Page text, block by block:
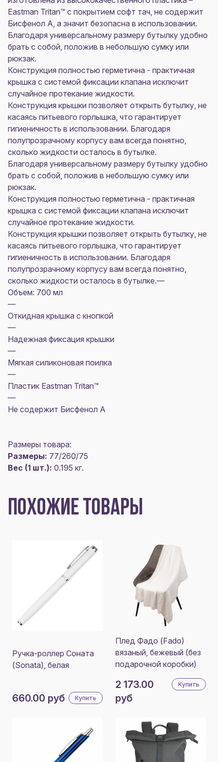
Eastman Tritan™ с покрытием софт тач, не содержит
Бисфенол А, а значит безопасна в использовании.
Благодаря универсальному размеру бутылку удобно
брать с собой, положив в небольшую сумку или
рюкзак.
Конструкция полностью герметична - практичная
крышка с системой фиксации клапана исключит
случайное протекание жидкости.
Конструкция крышки позволяет открыть бутылку, не
касаясь питьевого горлышка, что гарантирует
гигиеничность в использовании. Благодаря
полупрозрачному корпусу вам всегда понятно,
сколько жидкости осталось в бутылке.
Благодаря универсальному размеру бутылку удобно
брать с собой, положив в небольшую сумку или
рюкзак.
Конструкция полностью герметична - практичная
крышка с системой фиксации клапана исключит
случайное протекание жидкости.
Конструкция крышки позволяет открыть бутылку, не
касаясь питьевого горлышка, что гарантирует
гигиеничность в использовании. Благодаря
полупрозрачному корпусу вам всегда понятно,
сколько жидкости осталось в бутылке.—
Объем: 700 мл
—
Откидная крышка с кнопкой
—
Надежная фиксация крышки
—
Мягкая силиконовая поилка
—
Пластик Eastman Tritan™
—
Не содержит Бисфенол А
Размеры товара:
Размеры: 77/260/75
Вес (1 шт.): 0.195 кг.
ПОХОЖИЕ ТОВАРЫ
Ручка-роллер Соната
(Sonata), белая
660.00 руб Купить
Плед Фадо (Fado)
вязаный, бежевый (без
подарочной коробки)
2 173.00
руб
Купить